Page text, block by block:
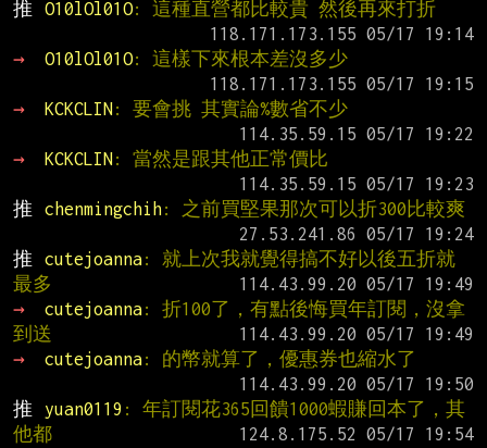
推
O10lOl01O: 這種直營都比較貴 然後再來打折
→
O10lOl01O: 這樣下來根本差沒多少
→
KCKCLIN: 要會挑 其實論%數省不少
→
KCKCLIN: 當然是跟其他正常價比
推
chenmingchih: 之前買堅果那次可以折300比較爽
推
cutejoanna: 就上次我就覺得搞不好以後五折就
最多
→
cutejoanna: 折100了，有點後悔買年訂閱，沒拿
到送
→
cutejoanna: 的幣就算了，優惠券也縮水了
推
yuan0119 : 年訂閱花365回饋1000蝦賺回本了，其
他都